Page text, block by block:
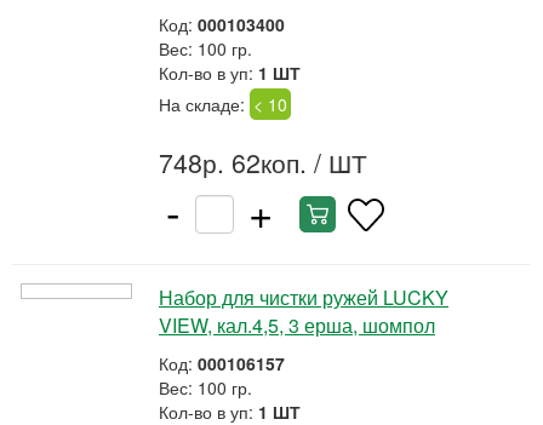
Код: 000103400
Вес: 100 гр.
Кол-во в уп: 1 ШТ
На складе: < 10
748р. 62коп. / ШТ
- +
Набор для чистки ружей LUCKY
VIEW, кал.4,5, 3 ерша, шомпол
Код: 000106157
Вес: 100 гр.
Кол-во в уп: 1 ШТ